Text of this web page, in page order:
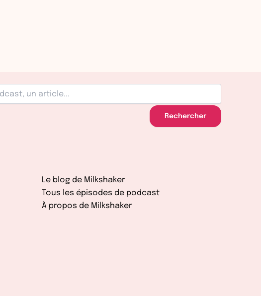
Rechercher
Le blog de Milkshaker
Tous les épisodes de podcast
À propos de Milkshaker